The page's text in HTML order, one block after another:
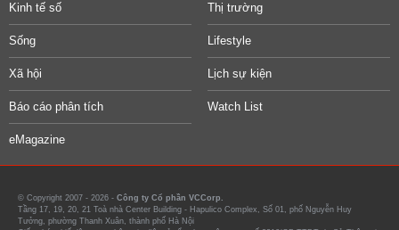
Kinh tế số Thị trường
Sống Lifestyle
Xã hội Lịch sự kiện
Báo cáo phân tích Watch List
eMagazine
© Copyright 2007 - 2026 - Công ty Cổ phần VCCorp.
Tầng 17, 19, 20, 21 Toà nhà Center Building - Hapulico Complex, Số 01, phố Nguyễn Huy
Tưởng, phường Thanh Xuân, thành phố Hà Nội